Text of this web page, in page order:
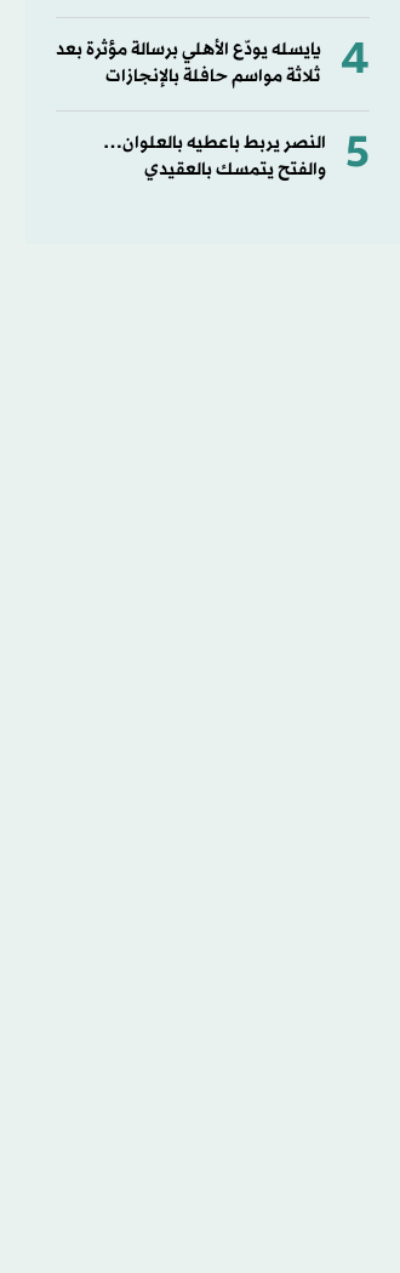
4
يايسله يودّع الأهلي برسالة مؤثرة بعد
ثلاثة مواسم حافلة بالإنجازات
5
النصر يربط باعطيه بالعلوان…
والفتح يتمسك بالعقيدي